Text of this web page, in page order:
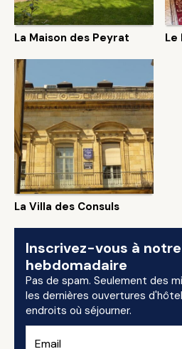
La Maison des Peyrat Le
La Villa des Consuls
Inscrivez-vous à
hebdomadaire
Pas de spam. Seulement des
les dernières ouvertures
endroits où séjourner.